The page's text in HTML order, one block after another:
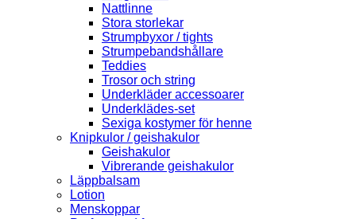
Nattlinne
Stora storlekar
Strumpbyxor / tights
Strumpebandshållare
Teddies
Trosor och string
Underkläder accessoarer
Underklädes-set
Sexiga kostymer för henne
Knipkulor / geishakulor
Geishakulor
Vibrerande geishakulor
Läppbalsam
Lotion
Menskoppar